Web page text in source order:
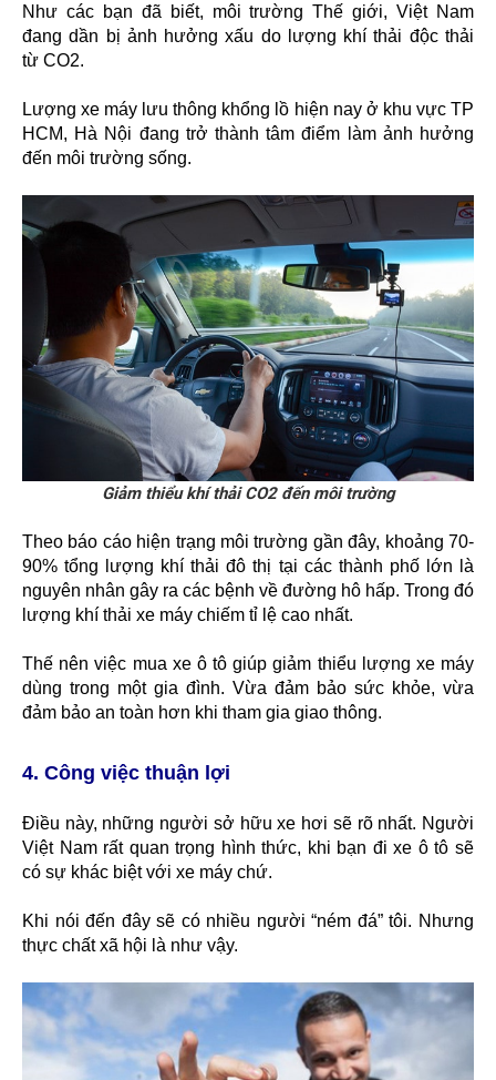
Như các bạn đã biết, môi trường Thế giới, Việt Nam
đang dần bị ảnh hưởng xấu do lượng khí thải độc thải
từ CO2.
Lượng xe máy lưu thông khổng lồ hiện nay ở khu vực TP
HCM, Hà Nội đang trở thành tâm điểm làm ảnh hưởng
đến môi trường sống.
Giảm thiểu khí thải CO2 đến môi trường
Theo báo cáo hiện trạng môi trường gần đây, khoảng 70-
90% tổng lượng khí thải đô thị tại các thành phố lớn là
nguyên nhân gây ra các bệnh về đường hô hấp. Trong đó
lượng khí thải xe máy chiếm tỉ lệ cao nhất.
Thế nên việc mua xe ô tô giúp giảm thiểu lượng xe máy
dùng trong một gia đình. Vừa đảm bảo sức khỏe, vừa
đảm bảo an toàn hơn khi tham gia giao thông.
4. Công việc thuận lợi
Điều này, những người sở hữu xe hơi sẽ rõ nhất. Người
Việt Nam rất quan trọng hình thức, khi bạn đi xe ô tô sẽ
có sự khác biệt với xe máy chứ.
Khi nói đến đây sẽ có nhiều người “ném đá” tôi. Nhưng
thực chất xã hội là như vậy.